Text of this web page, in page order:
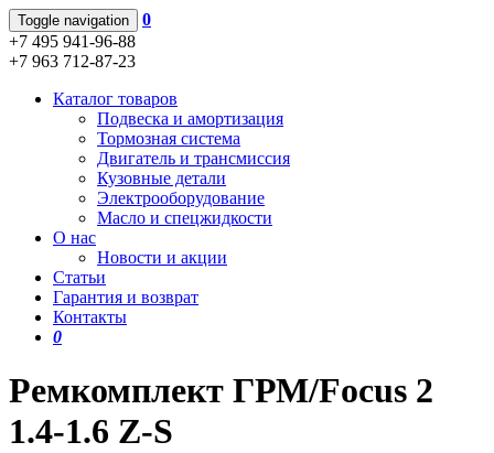
Toggle navigation
0
+7 495 941-96-88
+7 963 712-87-23
Каталог товаров
Подвеска и амортизация
Тормозная система
Двигатель и трансмиссия
Кузовные детали
Электрооборудование
Масло и спецжидкости
О нас
Новости и акции
Статьи
Гарантия и возврат
Контакты
0
Ремкомплект ГРМ/Focus 2
1.4-1.6 Z-S